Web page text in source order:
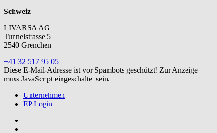
Schweiz
LIVARSA AG
Tunnelstrasse 5
2540 Grenchen
+41 32 517 95 05
Diese E-Mail-Adresse ist vor Spambots geschützt! Zur Anzeige
muss JavaScript eingeschaltet sein.
Unternehmen
EP Login